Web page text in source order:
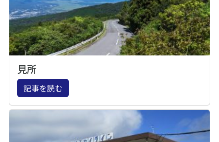
見所
記事を読む